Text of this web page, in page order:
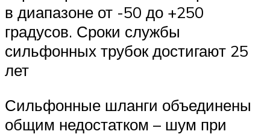
в диапазоне от -50 до +250
градусов. Сроки службы
сильфонных трубок достигают 25
лет
Сильфонные шланги объединены
общим недостатком – шум при